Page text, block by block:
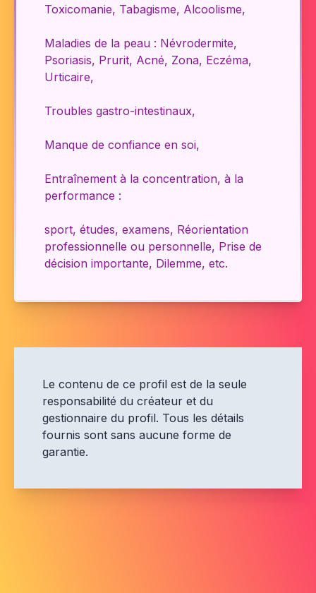
Toxicomanie, Tabagisme, Alcoolisme,
Maladies de la peau : Névrodermite,
Psoriasis, Prurit, Acné, Zona, Eczéma,
Urticaire,
Troubles gastro-intestinaux,
Manque de confiance en soi,
Entraînement à la concentration, à la
performance :
sport, études, examens, Réorientation
professionnelle ou personnelle, Prise de
décision importante, Dilemme, etc.
Le contenu de ce profil est de la seule
responsabilité du créateur et du
gestionnaire du profil. Tous les détails
fournis sont sans aucune forme de
garantie.